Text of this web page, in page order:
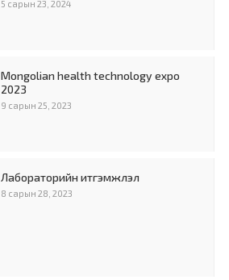
5 сарын 23, 2024
Mongolian health technology expo
2023
9 сарын 25, 2023
Лабораторийн итгэмжлэл
8 сарын 28, 2023